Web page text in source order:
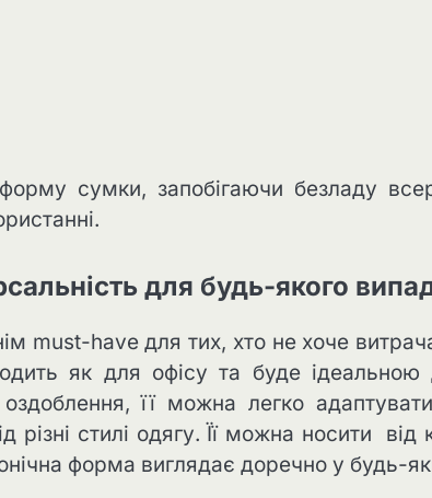
форму сумки, запобігаючи безладу
для будь-якого
must-have для тих, хто не хоче
як для офісу та буде ідеальною
її можна легко
різні стилі одягу. Її можна носити
форма виглядає доречно у будь-